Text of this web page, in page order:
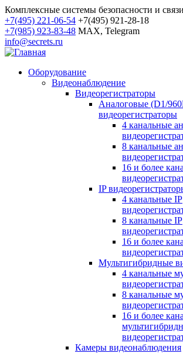
Комплексные системы безопасности и связи
+7(495) 221-06-54 +7(495) 921-28-18
+7(985) 923-83-48 MAX, Telegram
info@secrets.ru
Оборудование
Видеонаблюдение
Видеорегистраторы
Аналоговые (D1/
видеорегистраторы
4 канальные
8 канальные
16 и более
IP
4 канальные IP
8 канальные IP
16 и более
Мультигибридные
4 канальные
8 канальные
16 и более
Камеры видеонаблюдения